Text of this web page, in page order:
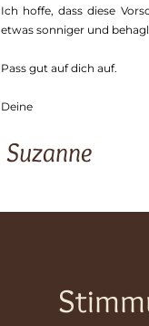
Ich hoffe, dass diese
etwas sonniger und
Pass gut auf dich auf.
Deine
Suzanne